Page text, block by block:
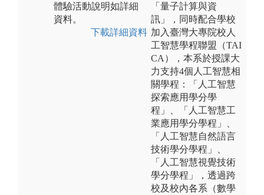
體驗活動說明如詳細
資料。
下載詳細資料
「量子計算與資
訊」，同時配合學校
加入臺灣大專院校人
工智慧學程聯盟（TAI
CA），本系於授課大
力支持4個人工智慧相
關學程：「人工智慧
探索應用學分學
程」、「人工智慧工
業應用學分學程」、
「人工智慧自然語言
技術學分學程」、
「人工智慧視覺技術
學分學程」，透過跨
校及校內各系（數學